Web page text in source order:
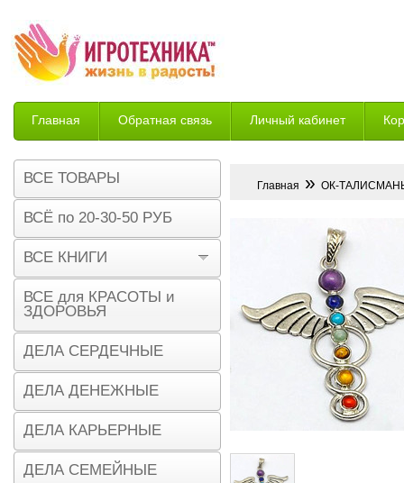
Главная Обратная связь Личный кабинет
Возврат
Главная » ОК-
ВСЕ ТОВАРЫ
ВСЁ по 20-30-50 РУБ
ВСЕ КНИГИ
ВСЕ для КРАСОТЫ и
ЗДОРОВЬЯ
ДЕЛА СЕРДЕЧНЫЕ
ДЕЛА ДЕНЕЖНЫЕ
ДЕЛА КАРЬЕРНЫЕ
ДЕЛА СЕМЕЙНЫЕ